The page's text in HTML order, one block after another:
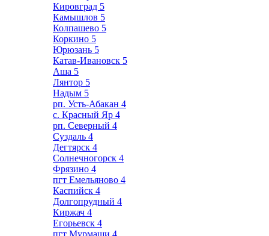
Кировград 5
Камышлов 5
Колпашево 5
Коркино 5
Юрюзань 5
Катав-Ивановск 5
Аша 5
Лянтор 5
Надым 5
рп. Усть-Абакан 4
с. Красный Яр 4
рп. Северный 4
Суздаль 4
Дегтярск 4
Солнечногорск 4
Фрязино 4
пгт Емельяново 4
Каспийск 4
Долгопрудный 4
Киржач 4
Егорьевск 4
пгт Мурмаши 4